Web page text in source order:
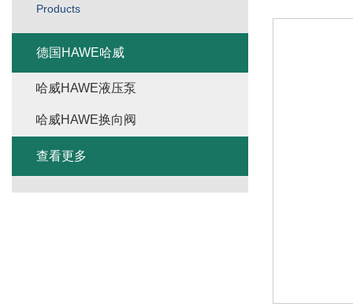
Products
德国HAWE哈威
哈威HAWE液压泵
哈威HAWE换向阀
查看更多